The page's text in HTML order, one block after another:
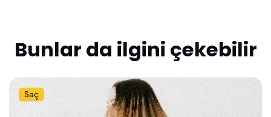
Bunlar da ilgini çekebilir
Saç